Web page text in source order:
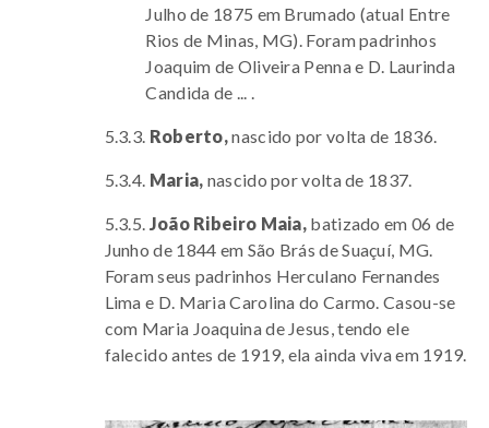
Julho de 1875 em Brumado (atual Entre
Rios de Minas, MG). Foram padrinhos
Joaquim de Oliveira Penna e D. Laurinda
Candida de ... .
5.3.3. Roberto,nascido por volta de 1836.
5.3.4. Maria, nascido por volta de 1837.
5.3.5. João Ribeiro Maia, batizado em 06 de
Junho de 1844 em São Brás de Suaçuí, MG.
Foram seus padrinhos Herculano Fernandes
Lima e D. Maria Carolina do Carmo. Casou-se
com Maria Joaquina de Jesus, tendo ele
falecido antes de 1919, ela ainda viva em 1919.